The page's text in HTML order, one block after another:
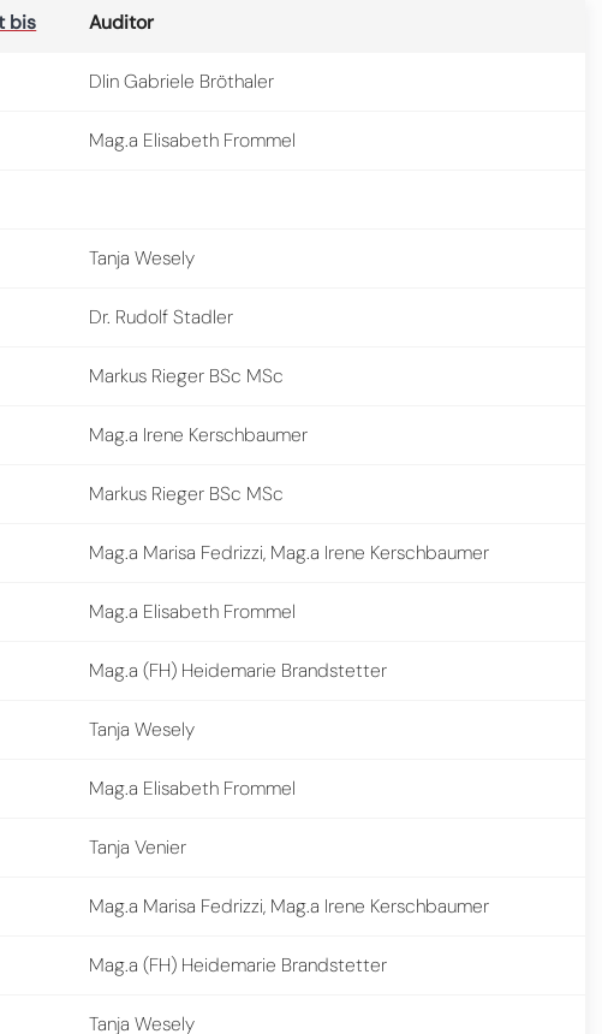
bis Auditor
DIin Gabriele Bröthaler
Mag.a Elisabeth Frommel
Tanja Wesely
Dr. Rudolf Stadler
Markus Rieger BSc MSc
Mag.a Irene Kerschbaumer
Markus Rieger BSc MSc
Mag.a Marisa Fedrizzi, Mag.a Irene Kerschbaumer
Mag.a Elisabeth Frommel
Mag.a (FH) Heidemarie Brandstetter
Tanja Wesely
Mag.a Elisabeth Frommel
Tanja Venier
Mag.a Marisa Fedrizzi, Mag.a Irene Kerschbaumer
Mag.a (FH) Heidemarie Brandstetter
Tanja Wesely